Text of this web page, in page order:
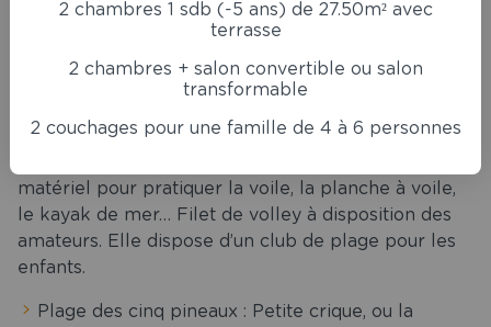
2 chambres 1 sdb (-5 ans) de 27.50m² avec
terrasse
2 chambres + salon convertible ou salon
transformable
2 couchages pour une famille de 4 à 6 personnes
Plage de riez : Un mix parfait entre jeux de
plages et activités pour les maîtres du vent.
Grande plage de sion : Base nautique avec ses
matériel pour pratiquer la voile, la planche à voile,
le kayak de mer… Filet de volley à disposition des
amateurs. Elle dispose d’un club de plage pour les
enfants.
Plage des cinq pineaux : Petite crique, ou la